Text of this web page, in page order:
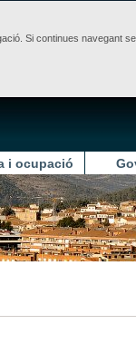
Si continues navegant
i ocupació